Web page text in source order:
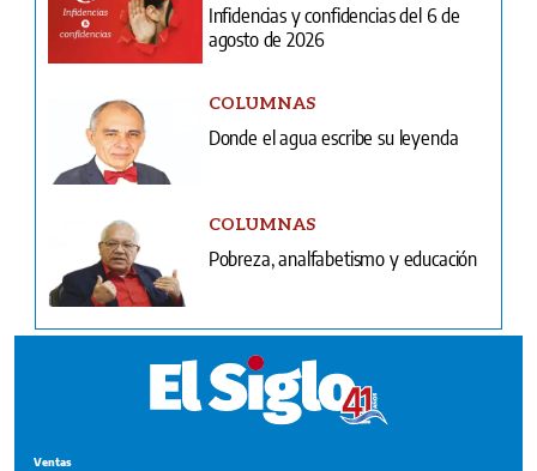
Infidencias y confidencias del 6 de
agosto de 2026
COLUMNAS
Donde el agua escribe su leyenda
COLUMNAS
Pobreza, analfabetismo y educación
Ventas